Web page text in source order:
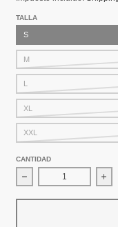
TALLA
S
M
L
XL
XXL
CANTIDAD
Disminuir cantidad